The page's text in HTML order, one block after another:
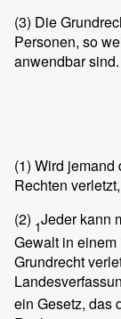
(3) Die
Personen, so
anwendbar sind.
(1) Wird jemand
Rechten
(2) 1Jeder kann
Gewalt in
Grundrecht
ein Gesetz, das